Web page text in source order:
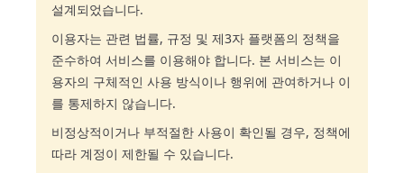
설계되었습니다.
이용자는 관련 법률, 규정 및 제3자 플랫폼의 정책을
준수하여 서비스를 이용해야 합니다. 본 서비스는 이
용자의 구체적인 사용 방식이나 행위에 관여하거나 이
를 통제하지 않습니다.
비정상적이거나 부적절한 사용이 확인될 경우, 정책에
따라 계정이 제한될 수 있습니다.